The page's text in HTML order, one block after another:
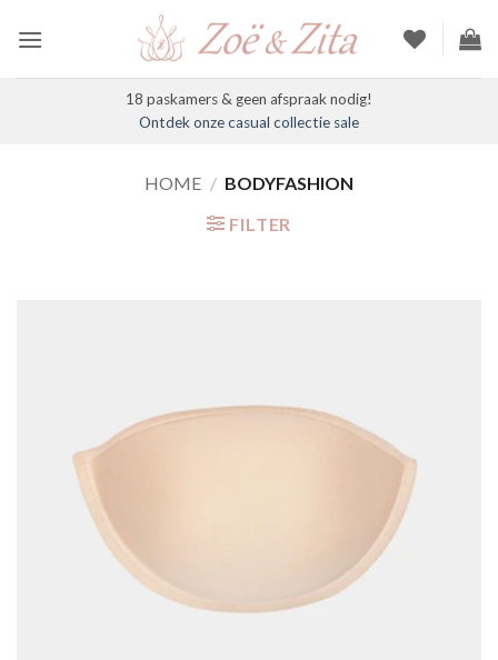
naar
18 paskamers & geen afspraak nodig!
Ontdek onze casual collectie sale
HOME / BODYFASHION
FILTER